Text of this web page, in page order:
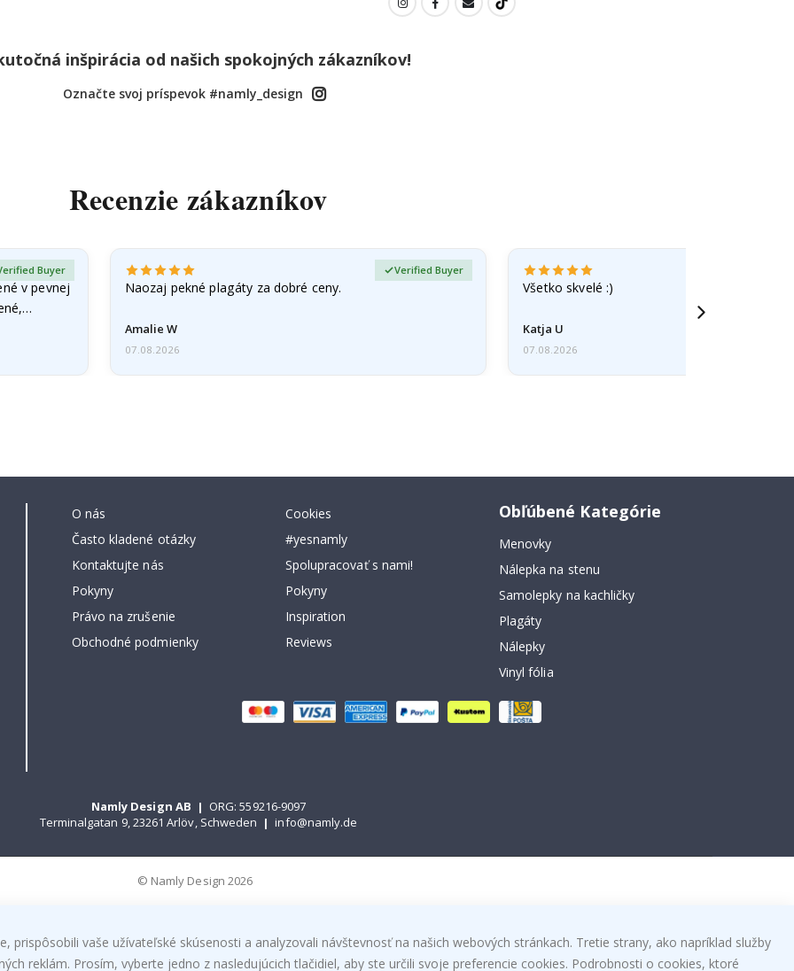
inšpirácia od našich spokojných zákazníkov!
Označte svoj príspevok #namly_design
Recenzie zákazníkov
v pevnej
Buyer
Naozaj pekné plagáty za dobré ceny.
Amalie W
Verified Buyer
07.08.2026
Všetko skvelé :)
Katja U
07.08.2026
O nás
Často kladené otázky
Kontaktujte nás
Pokyny
Právo na zrušenie
Obchodné podmienky
Cookies
#yesnamly
Spolupracovať s nami!
Pokyny
Inspiration
Reviews
Obľúbené Kategórie
Menovky
Nálepka na stenu
Samolepky na kachličky
Plagáty
Nálepky
Vinyl fólia
Namly Design AB | ORG: 559216-9097
Terminalgatan 9, 23261 Arlöv, Schweden | info@namly.de
© Namly Design 2026
prispôsobili vaše užívateľské skúsenosti a analyzovali návštevnosť na našich webových stránkach. Tretie strany, ako napríklad služby
reklám. Prosím, vyberte jedno z nasledujúcich tlačidiel, aby ste určili svoje preferencie cookies. Podrobnosti o cookies, ktoré